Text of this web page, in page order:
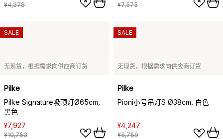
¥4,378 ¥7,575
无现货，根据需求向供应商订货
Pilke
Pilke Signature吸顶灯Ø65cm,
黑色
¥7,927
¥10,753
SALE
无现货，根据需求向供应商订货
Pilke
Pioni小号吊灯S Ø38cm, 白色
¥4,247
¥5,759
SALE